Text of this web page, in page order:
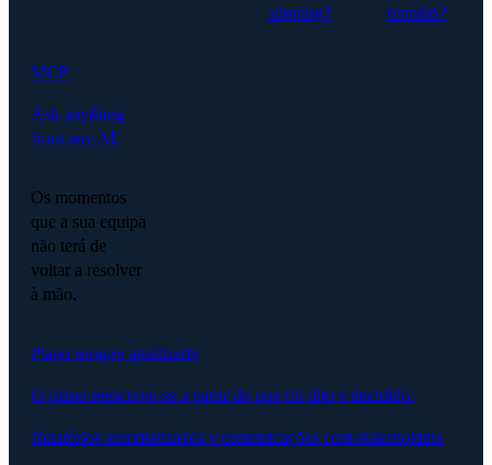
slipping?
reunião?
MCP
Ask anything
from any AI.
Os momentos
que a sua equipa
não terá de
voltar a resolver
à mão.
Plano sempre atualizado
O plano reescreve-se a partir do que foi dito e decidido.
Relatórios automatizados e comunicações com stakeholders